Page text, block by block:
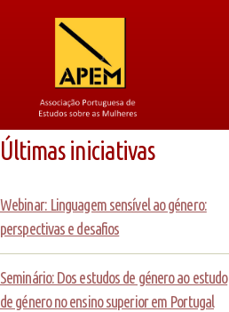
Últimas iniciativas
Webinar: Linguagem sensível ao género:
perspectivas e desafios
Seminário: Dos estudos de género ao estudo
de género no ensino superior em Portugal